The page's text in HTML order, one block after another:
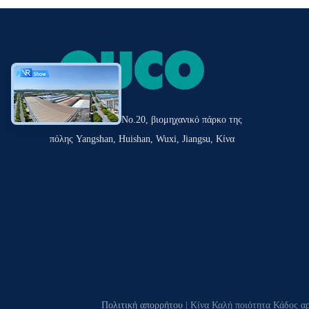
Δρόμος Tianshun No.20, βιομηχανικό πάρκο της
πόλης Yangshan, Huishan, Wuxi, Jiangsu, Κίνα
Πολιτική απορρήτου| Κίνα Καλή ποιότητα Κάδος